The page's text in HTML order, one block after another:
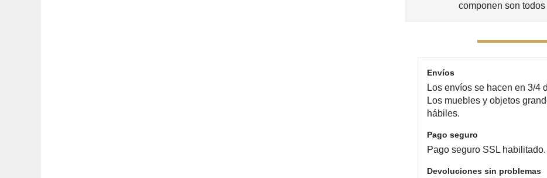
componen son
Envíos
Los envíos se hacen en 3/4
Los muebles y objetos
hábiles.
Pago seguro
Pago seguro SSL habilitado.
Devoluciones sin problemas